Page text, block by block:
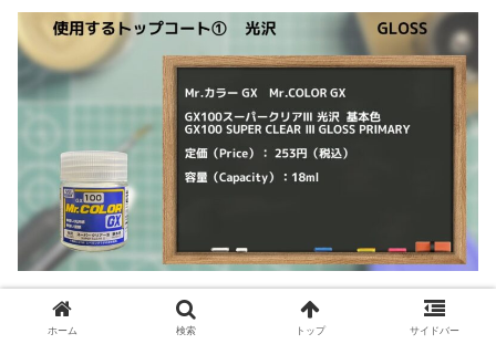
Mr.カラー GX GX100 スーパークリアⅢ（光沢）
ホーム 検索 トップ サイドバー